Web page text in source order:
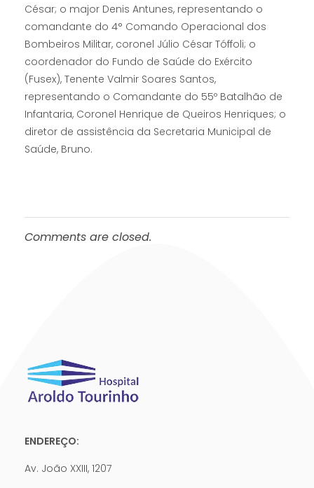
César; o major Denis Antunes, representando o
comandante do 4° Comando Operacional dos
Bombeiros Militar, coronel Júlio César Tóffoli; o
coordenador do Fundo de Saúde do Exército
(Fusex), Tenente Valmir Soares Santos,
representando o Comandante do 55º Batalhão de
Infantaria, Coronel Henrique de Queiros Henriques; o
diretor de assistência da Secretaria Municipal de
Saúde, Bruno.
Comments are closed.
ENDEREÇO:
Av. João XXIII, 1207